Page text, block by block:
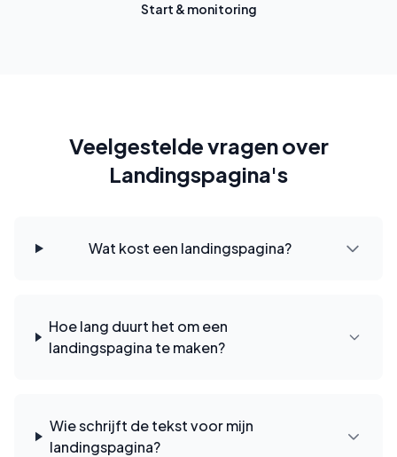
Start & monitoring
Veelgestelde vragen over
Landingspagina's
Wat kost een landingspagina?
Hoe lang duurt het om een
landingspagina te maken?
Wie schrijft de tekst voor mijn
landingspagina?